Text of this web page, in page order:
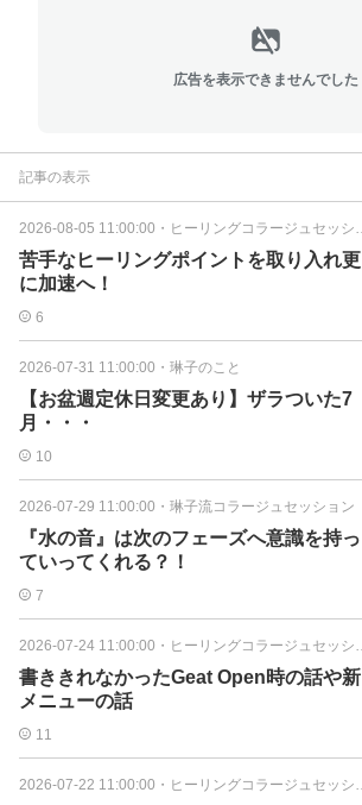
広告を表示できませんでした
記事の表示
2026-08-05 11:00:00 ・ ヒーリングコラージュセッション
苦手なヒーリングポイントを取り入れ更
に加速へ！
6
2026-07-31 11:00:00 ・ 琳子のこと
【お盆週定休日変更あり】ザラついた7
月・・・
10
2026-07-29 11:00:00 ・ 琳子流コラージュセッション
『水の音』は次のフェーズへ意識を持っ
ていってくれる？！
7
2026-07-24 11:00:00 ・ ヒーリングコラージュセッション
書ききれなかったGeat Open時の話や新
メニューの話
11
2026-07-22 11:00:00 ・ ヒーリングコラージュセッション